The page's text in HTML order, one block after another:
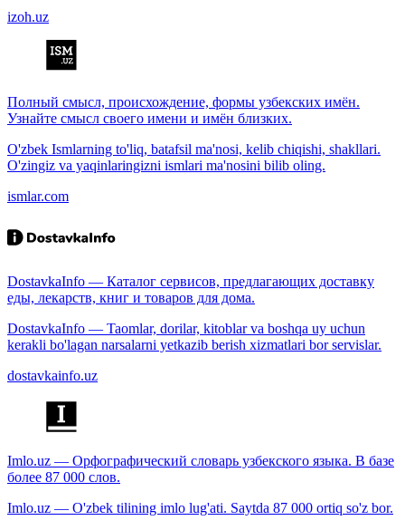
izoh.uz
Полный смысл, происхождение, формы узбекских имён.
Узнайте смысл своего имени и имён близких.
O'zbek Ismlarning to'liq, batafsil ma'nosi, kelib chiqishi, shakllari.
O'zingiz va yaqinlaringizni ismlari ma'nosini bilib oling.
ismlar.com
DostavkaInfo — Каталог сервисов, предлагающих доставку
еды, лекарств, книг и товаров для дома.
DostavkaInfo — Taomlar, dorilar, kitoblar va boshqa uy uchun
kerakli bo'lagan narsalarni yetkazib berish xizmatlari bor servislar.
dostavkainfo.uz
Imlo.uz — Орфографический словарь узбекского языка. В базе
более 87 000 слов.
Imlo.uz — O'zbek tilining imlo lug'ati. Saytda 87 000 ortiq so'z bor.